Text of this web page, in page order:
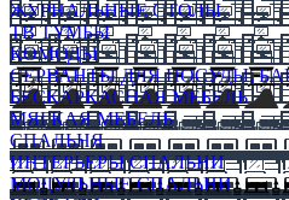
ЖУРНАЛЬНЫЕ СТОЛЫ
ТВ ТУМБЫ
КОМОДЫ
СЕРВАНТЫ ДЛЯ ПОСУДЫ,
БЕСКАРКАСНАЯ МЕБЕЛЬ
МЯГКАЯ МЕБЕЛЬ
СПАЛЬНЯ
ИНТЕРЬЕРЫ СПАЛЬНИ
МОДУЛЬНЫЕ СПАЛЬНИ